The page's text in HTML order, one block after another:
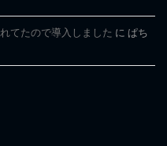
てたので導入しました に ぱち